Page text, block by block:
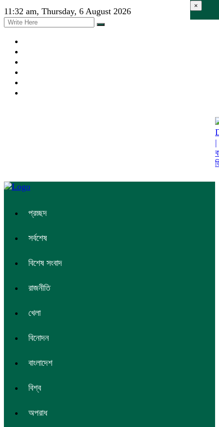
11:32 am, Thursday, 6 August 2026
প্রচ্ছদ
সর্বশেষ
বিশেষ সংবাদ
রাজনীতি
খেলা
বিনোদন
বাংলাদেশ
বিশ্ব
অপরাধ
×